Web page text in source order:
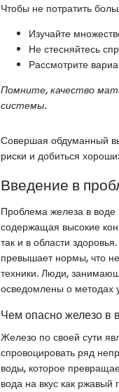
Чтобы не потратить
Изучайте
Не стесняйтесь
Рассмотрите
Помните, качество
системы.
Совершая обдуманный
риски и добиться
Введение в
Проблема железа в воде
содержащая высокие
так и в области
превышает нормы, что
техники. Люди,
осведомлены о методах
Чем опасно железо в
Железо по своей сути
спровоцировать ряд
воды, которое
вода на вкус как ржавый